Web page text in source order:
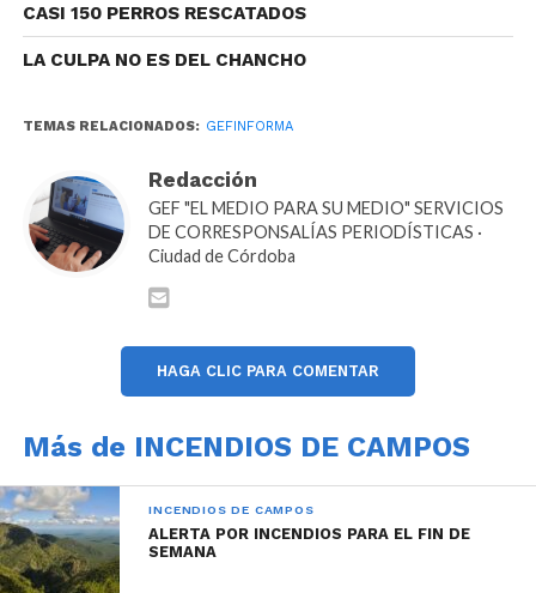
CASI 150 PERROS RESCATADOS
LA CULPA NO ES DEL CHANCHO
TEMAS RELACIONADOS: GEFINFORMA
Redacción
GEF "EL MEDIO PARA SU MEDIO" SERVICIOS
DE CORRESPONSALÍAS PERIODÍSTICAS ·
Ciudad de Córdoba
HAGA CLIC PARA COMENTAR
Más de INCENDIOS DE CAMPOS
INCENDIOS DE CAMPOS
ALERTA POR INCENDIOS PARA EL FIN DE
SEMANA